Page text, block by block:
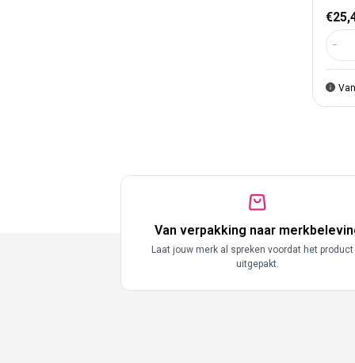
Van verpakking naar
Laat jouw merk al spreken voordat het product
uitgepakt.